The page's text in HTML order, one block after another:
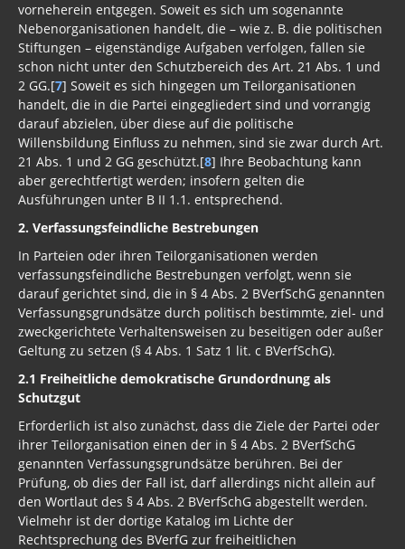
vorneherein entgegen. Soweit es sich um sogenannte
Nebenorganisationen handelt, die – wie z. B. die politischen
Stiftungen – eigenständige Aufgaben verfolgen, fallen sie
schon nicht unter den Schutzbereich des Art. 21 Abs. 1 und
2 GG.[7] Soweit es sich hingegen um Teilorganisationen
handelt, die in die Partei eingegliedert sind und vorrangig
darauf abzielen, über diese auf die politische
Willensbildung Einfluss zu nehmen, sind sie zwar durch Art.
21 Abs. 1 und 2 GG geschützt.[8] Ihre Beobachtung kann
aber gerechtfertigt werden; insofern gelten die
Ausführungen unter B II 1.1. entsprechend.
2. Verfassungsfeindliche Bestrebungen
In Parteien oder ihren Teilorganisationen werden
verfassungsfeindliche Bestrebungen verfolgt, wenn sie
darauf gerichtet sind, die in § 4 Abs. 2 BVerfSchG genannten
Verfassungsgrundsätze durch politisch bestimmte, ziel- und
zweckgerichtete Verhaltensweisen zu beseitigen oder außer
Geltung zu setzen (§ 4 Abs. 1 Satz 1 lit. c BVerfSchG).
2.1 Freiheitliche demokratische Grundordnung als
Schutzgut
Erforderlich ist also zunächst, dass die Ziele der Partei oder
ihrer Teilorganisation einen der in § 4 Abs. 2 BVerfSchG
genannten Verfassungsgrundsätze berühren. Bei der
Prüfung, ob dies der Fall ist, darf allerdings nicht allein auf
den Wortlaut des § 4 Abs. 2 BVerfSchG abgestellt werden.
Vielmehr ist der dortige Katalog im Lichte der
Rechtsprechung des BVerfG zur freiheitlichen